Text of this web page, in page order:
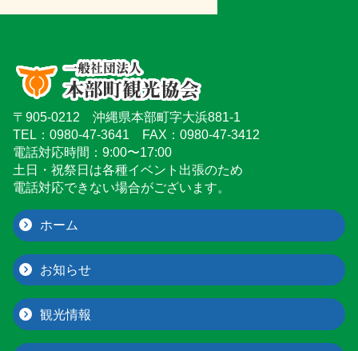
〒905-0212 沖縄県本部町字大浜881-1
TEL：0980-47-3641 FAX：0980-47-3412
電話対応時間：9:00〜17:00
土日・祝祭日は各種イベント出張のため
電話対応できない場合がございます。
ホーム
お知らせ
観光情報